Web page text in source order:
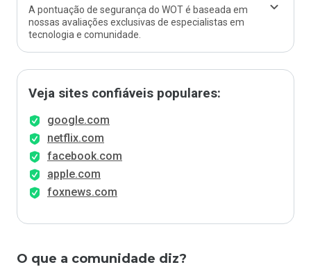
A pontuação de segurança do WOT é baseada em
nossas avaliações exclusivas de especialistas em
tecnologia e comunidade.
Veja sites confiáveis populares:
google.com
netflix.com
facebook.com
apple.com
foxnews.com
O que a comunidade diz?